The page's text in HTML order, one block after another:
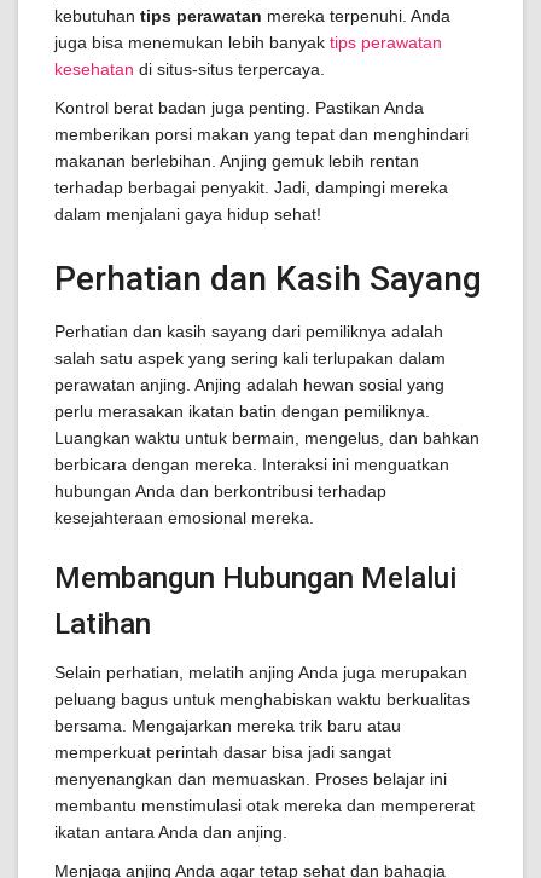
kebutuhan tips perawatan mereka terpenuhi. Anda
juga bisa menemukan lebih banyak tips perawatan
kesehatan di situs-situs terpercaya.
Kontrol berat badan juga penting. Pastikan Anda
memberikan porsi makan yang tepat dan menghindari
makanan berlebihan. Anjing gemuk lebih rentan
terhadap berbagai penyakit. Jadi, dampingi mereka
dalam menjalani gaya hidup sehat!
Perhatian dan Kasih Sayang
Perhatian dan kasih sayang dari pemiliknya adalah
salah satu aspek yang sering kali terlupakan dalam
perawatan anjing. Anjing adalah hewan sosial yang
perlu merasakan ikatan batin dengan pemiliknya.
Luangkan waktu untuk bermain, mengelus, dan bahkan
berbicara dengan mereka. Interaksi ini menguatkan
hubungan Anda dan berkontribusi terhadap
kesejahteraan emosional mereka.
Membangun Hubungan Melalui
Latihan
Selain perhatian, melatih anjing Anda juga merupakan
peluang bagus untuk menghabiskan waktu berkualitas
bersama. Mengajarkan mereka trik baru atau
memperkuat perintah dasar bisa jadi sangat
menyenangkan dan memuaskan. Proses belajar ini
membantu menstimulasi otak mereka dan mempererat
ikatan antara Anda dan anjing.
Menjaga anjing Anda agar tetap sehat dan bahagia